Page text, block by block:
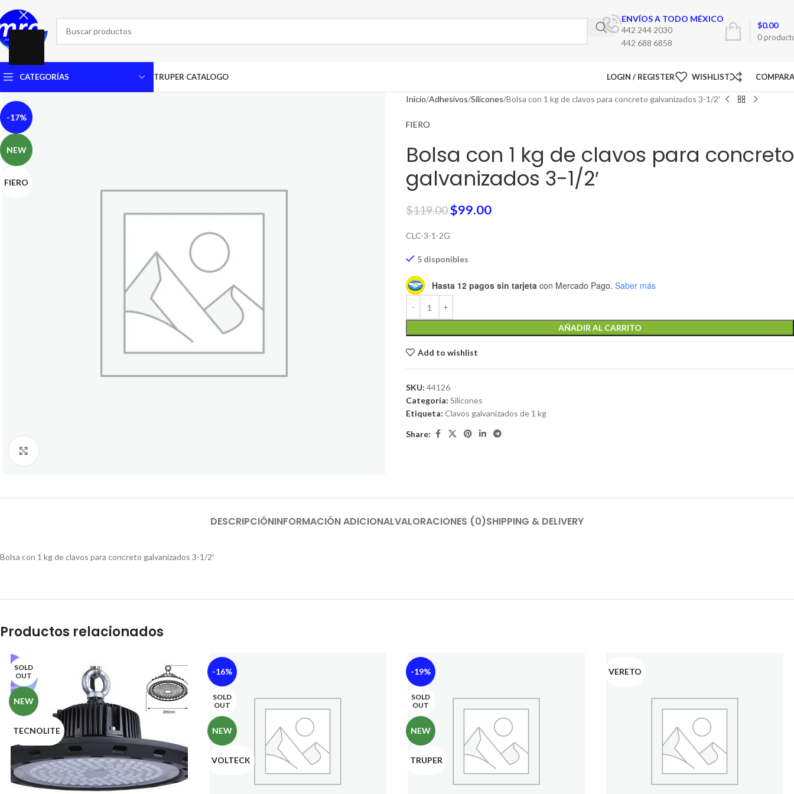
ENVÍOS A TODO MÉXICO
442 244 2030
442 688 6858
0
$0.00
CATEGORÍAS TRUPER CATALOGO LOGIN / REGISTER WISHLIST
-17%
NEW
FIERO
Inicio Adhesivos Silicones Bolsa con 1 kg de clavos para concreto galvanizados 3-1/2′
FIERO
Bolsa con 1 kg de clavos para concreto
galvanizados 3-1/2′
$119.00$99.00
CLC-3-1-2G
5 disponibles
Hasta 12 pagos sin tarjeta con Mercado Pago. Saber más
AÑADIR AL CARRITO
Add to wishlist
SKU: 44126
Categoría: Silicones
Etiqueta: Clavos galvanizados de 1 kg
Share:
DESCRIPCIÓNINFORMACIÓN ADICIONALVALORACIONES (0)SHIPPING & DELIVERY
Bolsa con 1 kg de clavos para concreto galvanizados 3-1/2′
Productos relacionados
SOLD
OUT
NEW
TECNOLITE
-16%
SOLD
OUT
NEW
VOLTECK
-19%
SOLD
OUT
NEW
TRUPER
VERETO